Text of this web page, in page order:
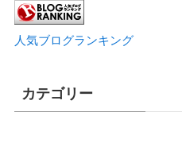
人気ブログランキング
カテゴリー